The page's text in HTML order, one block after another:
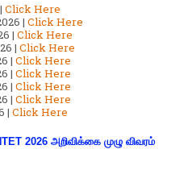
Click Here
| Click Here
| Click Here
| Click Here
| Click Here
| Click Here
| Click Here
| Click Here
| Click Here
2026 அறிவிக்கை முழு விவரம்